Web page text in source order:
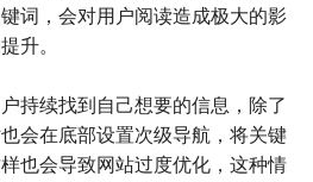
词，会对用户阅读造成极大的影
升。
持续找到自己想要的信息，除了
会在底部设置次级导航，将关键
也会导致网站过度优化，这种情